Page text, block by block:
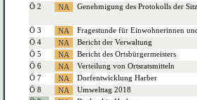
Ö 2
Genehmigung des Protokolls der
Ö 3
Fragestunde für Einwohnerinnen
Ö 4
Bericht der Verwaltung
Ö 5
Bericht des Ortsbürgermeisters
Ö 6
Verteilung von Ortsratsmitteln
Ö 7
Dorfentwicklung Harber
Ö 8
Umwelttag 2018